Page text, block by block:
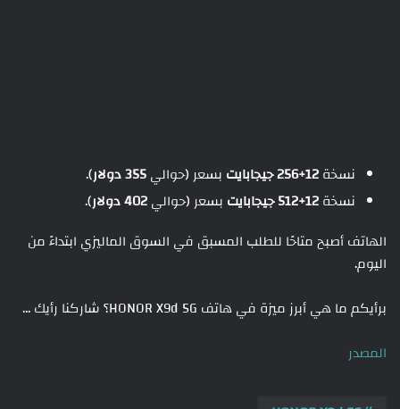
نسخة12+256 جيجابايت بسعر (حوالي355 دولار
).
نسخة12+512 جيجابايت بسعر (حوالي402 دولار
).
الهاتف أصبح متاحًا للطلب المسبق في السوق الماليزي ابتداءً من
اليوم.
برأيكم ما هي أبرز ميزة في هاتف HONOR X9d 5G؟ شاركنا رأيك …
المصدر